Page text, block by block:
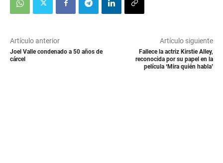
Artículo anterior
Joel Valle condenado a 50 años de
cárcel
Artículo siguiente
Fallece la actriz Kirstie Alley,
reconocida por su papel en la
película ‘Mira quién habla’